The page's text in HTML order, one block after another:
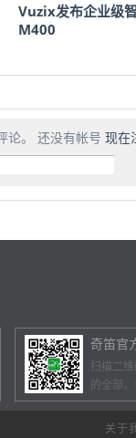
Vuzix发布企业级
M400
论。 还没有帐号 现在
奇笛官
扫描二
的全部，
关于